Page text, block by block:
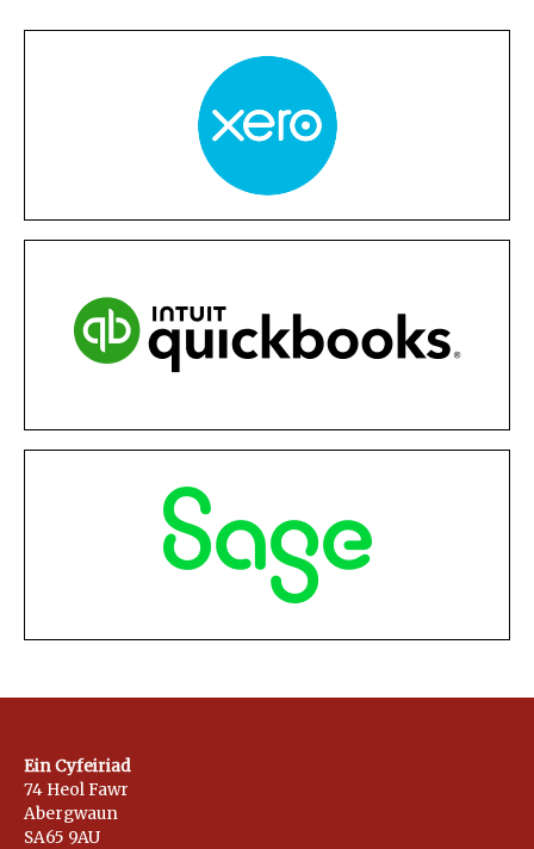
Ein Cyfeiriad
74 Heol Fawr
Abergwaun
SA65 9AU